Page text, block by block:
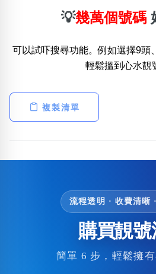
💡幾萬個號碼
可以試吓搜尋功能。例如選擇9頭
輕鬆搵到心水靚
複製清單
流程透明 · 收費清晰
購買靚號
簡單 6 步，輕鬆擁有